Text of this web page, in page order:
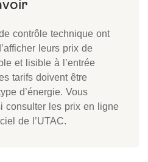
contrôle technique ont
leurs prix de
et lisible à l’entrée
tarifs doivent être
d’énergie. Vous
consulter les prix en ligne
de l’UTAC.